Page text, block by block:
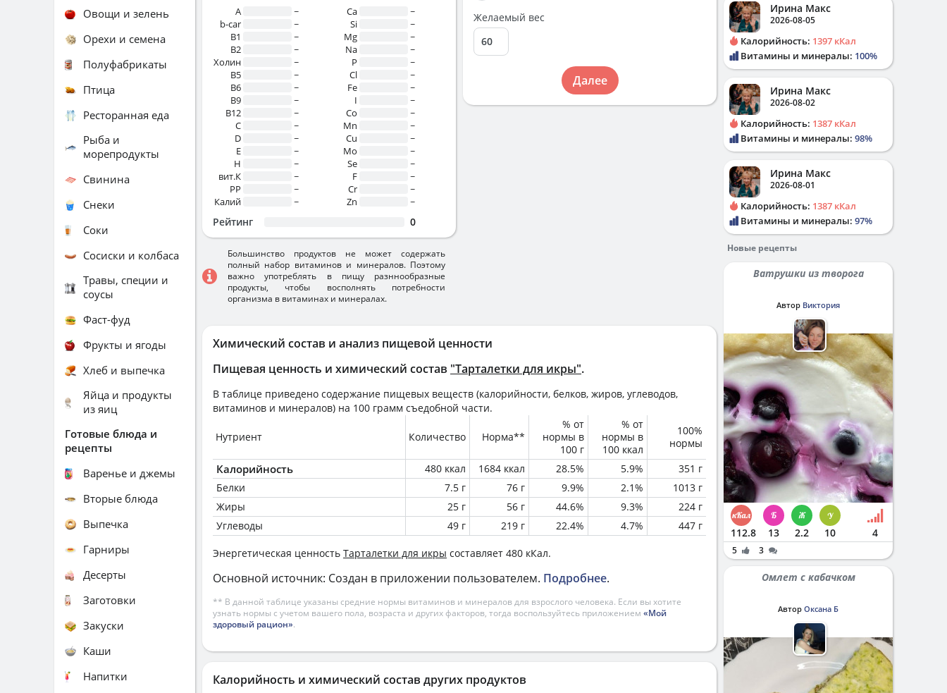
Химический состав и анализ пищевой ценности
Пищевая ценность и химический состав "Тарталетки для икры".
В таблице приведено содержание пищевых веществ (калорийности, белков, жиров, углеводов,
витаминов и минералов) на 100 грамм съедобной части.
Нутриент Количество Норма**
% от
нормы в
100 г
% от
нормы в
100 ккал
100%
нормы
Калорийность 480 ккал 1684 ккал 28.5% 5.9%
351 г
Белки
7.5 г 76 г 9.9% 2.1%
1013 г
Жиры
25 г 56 г 44.6% 9.3%
224 г
Углеводы
49 г 219 г 22.4% 4.7% 447 г
Энергетическая ценность Тарталетки для икры составляет 480 кКал.
Основной источник: Создан в приложении пользователем. Подробнее.
** В данной таблице указаны средние нормы витаминов и минералов для взрослого человека. Если вы хотите
узнать нормы с учетом вашего пола, возраста и других факторов, тогда воспользуйтесь приложением «Мой
здоровый рацион».
A
~
b-car
~
В1
~
B2
~
Холин
~
B5
~
B6
~
B9
~
B12
~
C
~
D
~
E
~
H
~
вит.К
~
PP
~
Калий
~
Ca
~
Si
~
Mg
~
Na
~
P
~
Cl
~
Fe
~
I
~
Co
~
Mn
~
Cu
~
Mo
~
Se
~
F
~
Cr
~
Zn
~
Рейтинг 0
Большинство продуктов не может содержать
полный набор витаминов и минералов. Поэтому
важно употреблять в пищу разннообразные
продукты, чтобы восполнять потребности
организма в витаминах и минералах.
Желаемый вес
Далее
Калорийность и химический состав других продуктов
Овощи и зелень
Орехи и семена
Полуфабрикаты
Птица
Ресторанная еда
Рыба и
морепродукты
Свинина
Снеки
Соки
Сосиски и колбаса
Травы, специи и
соусы
Фаст-фуд
Фрукты и ягоды
Хлеб и выпечка
Яйца и продукты
из яиц
Готовые блюда и
рецепты
Варенье и джемы
Вторые блюда
Выпечка
Гарниры
Десерты
Заготовки
Закуски
Каши
Напитки
Ирина Макс
2026-08-05
Калорийность: 1397 кКал
Витамины и минералы: 100%
Ирина Макс
2026-08-02
Калорийность: 1387 кКал
Витамины и минералы: 98%
Ирина Макс
2026-08-01
Калорийность: 1387 кКал
Витамины и минералы: 97%
Новые рецепты
Ватрушки из творога
Автор Виктория
112.8 13 2.2 10 4
5 3
Омлет с кабачком
Автор Оксана Б